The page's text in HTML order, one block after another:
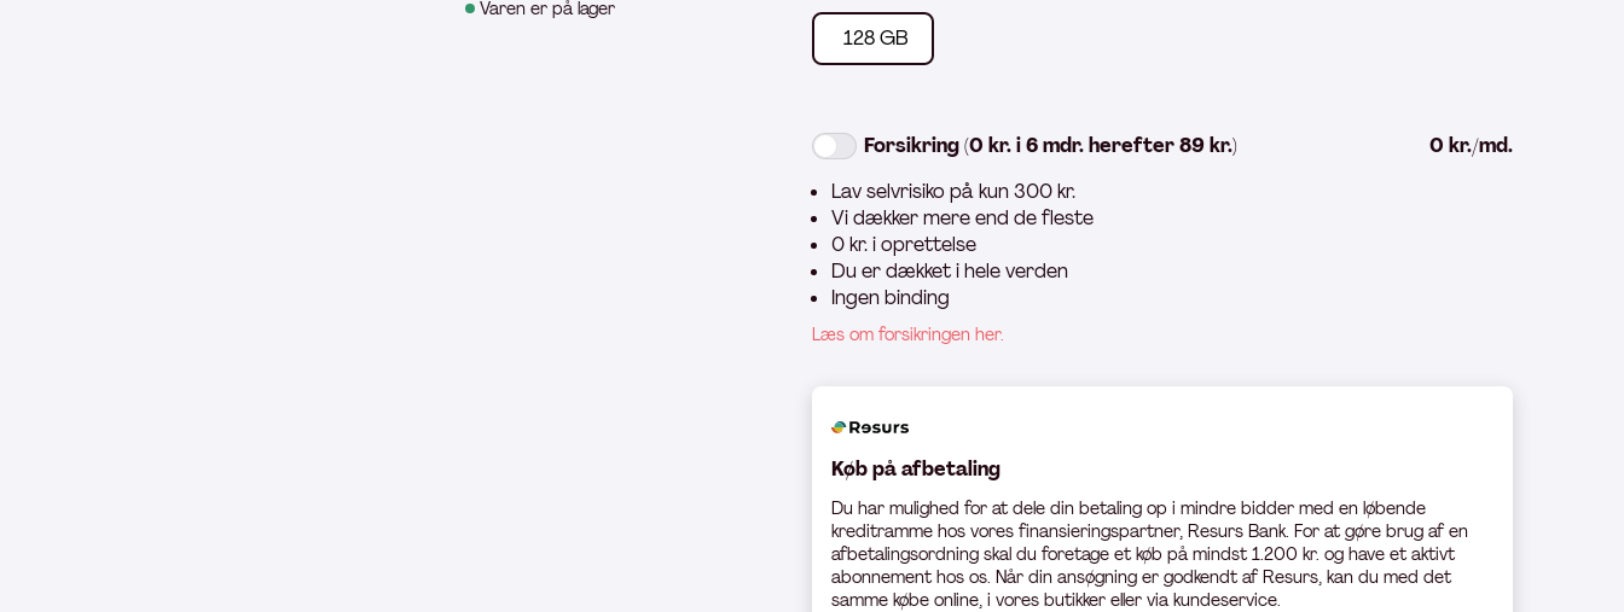
Varen er på lager
128 GB
Forsikring (0 kr. i 6 mdr. herefter 89 kr.)
0 kr./md.
Lav selvrisiko på kun 300 kr.
Vi dækker mere end de fleste
0 kr. i oprettelse
Du er dækket i hele verden
Ingen binding
Læs om forsikringen her.
Køb på afbetaling
Du har mulighed for at dele din betaling op i mindre bidder med en løbende
kreditramme hos vores finansieringspartner, Resurs Bank. For at gøre brug af en
afbetalingsordning skal du foretage et køb på mindst 1.200 kr. og have et aktivt
abonnement hos os. Når din ansøgning er godkendt af Resurs, kan du med det
samme købe online, i vores butikker eller via kundeservice.